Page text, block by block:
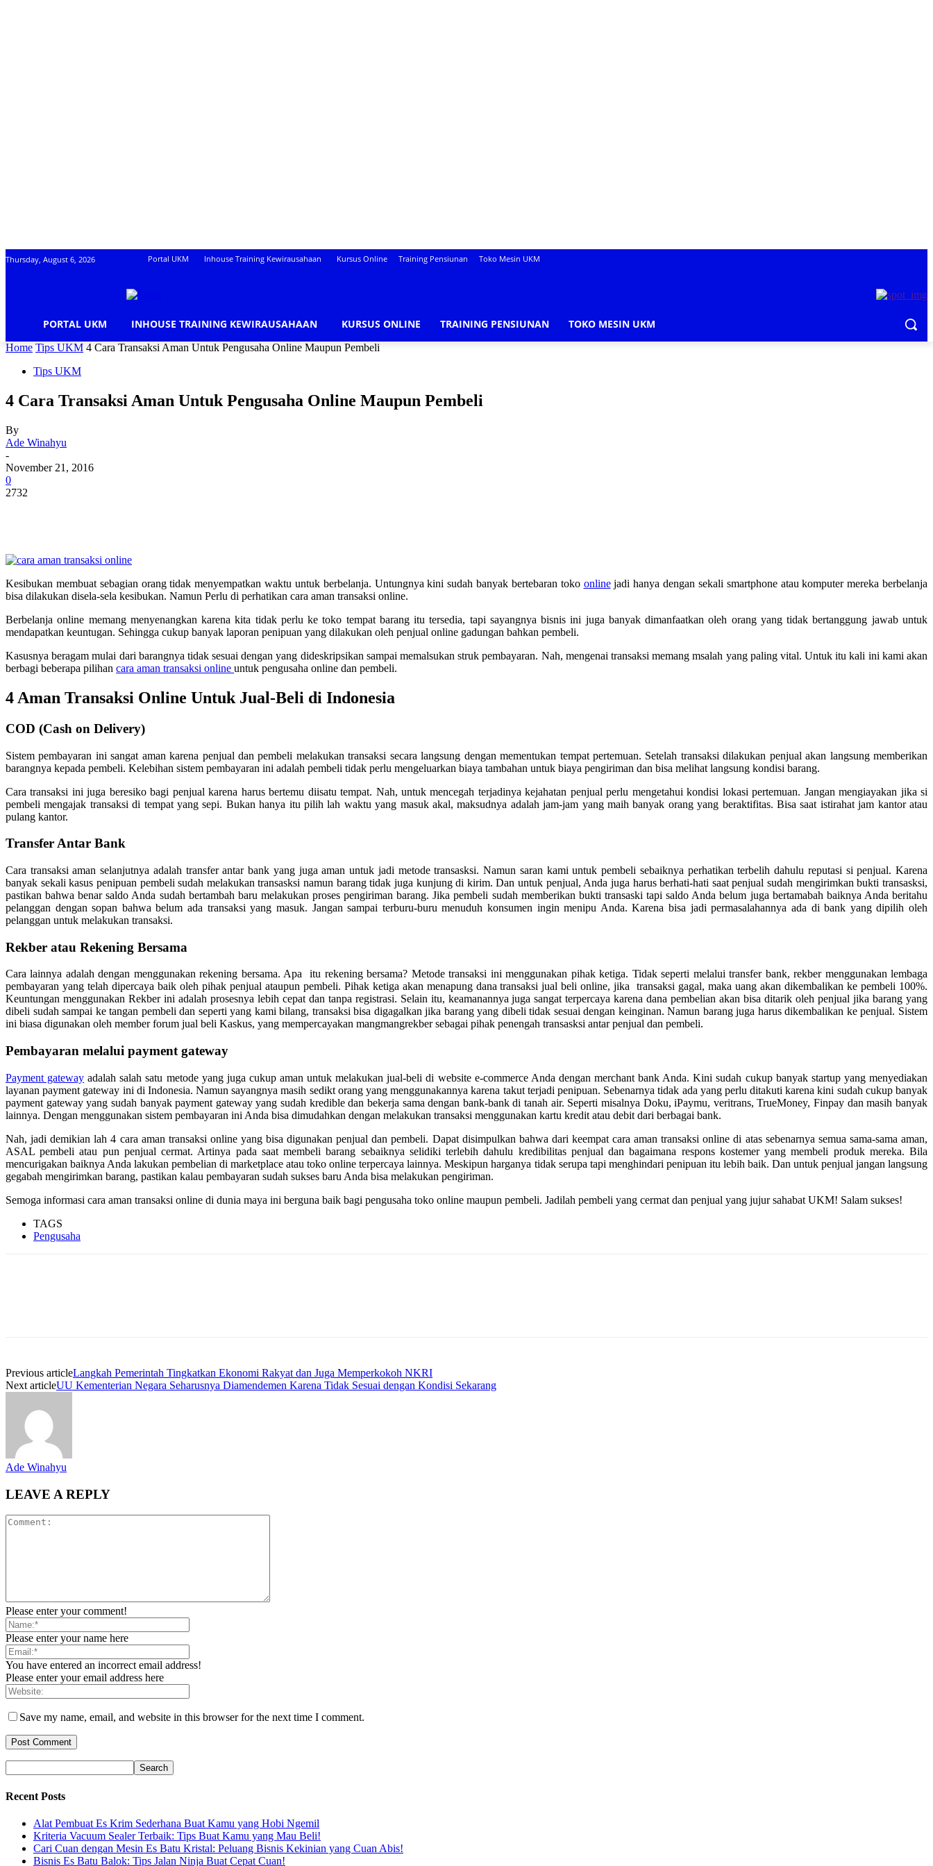
Thursday, August 6, 2026 Portal UKM Inhouse Training Kewirausahaan Kursus Online Training Pensiunan Toko Mesin UKM
PORTAL UKM INHOUSE TRAINING KEWIRAUSAHAAN KURSUS ONLINE TRAINING PENSIUNAN TOKO MESIN UKM
Home Tips UKM 4 Cara Transaksi Aman Untuk Pengusaha Online Maupun Pembeli
Tips UKM
4 Cara Transaksi Aman Untuk Pengusaha Online Maupun Pembeli
By
Ade Winahyu
-
November 21, 2016
0
2732
Kesibukan membuat sebagian orang tidak menyempatkan waktu untuk berbelanja. Untungnya kini sudah banyak bertebaran toko onlinejadi hanya dengan sekali smartphone atau komputer mereka berbelanja
bisa dilakukan disela-sela kesibukan. Namun Perlu di perhatikan cara aman transaksi online.
Berbelanja online memang menyenangkan karena kita tidak perlu ke toko tempat barang itu tersedia, tapi sayangnya bisnis ini juga banyak dimanfaatkan oleh orang yang tidak bertanggung jawab untuk
mendapatkan keuntugan. Sehingga cukup banyak laporan penipuan yang dilakukan oleh penjual online gadungan bahkan pembeli.
Kasusnya beragam mulai dari barangnya tidak sesuai dengan yang dideskripsikan sampai memalsukan struk pembayaran. Nah, mengenai transaksi memang msalah yang paling vital. Untuk itu kali ini kami akan
berbagi beberapa pilihan cara aman transaksi online untuk pengusaha online dan pembeli.
4 Aman Transaksi Online Untuk Jual-Beli di Indonesia
COD (Cash on Delivery)
Sistem pembayaran ini sangat aman karena penjual dan pembeli melakukan transaksi secara langsung dengan mementukan tempat pertemuan. Setelah transaksi dilakukan penjual akan langsung memberikan
barangnya kepada pembeli. Kelebihan sistem pembayaran ini adalah pembeli tidak perlu mengeluarkan biaya tambahan untuk biaya pengiriman dan bisa melihat langsung kondisi barang.
Cara transaksi ini juga beresiko bagi penjual karena harus bertemu diisatu tempat. Nah, untuk mencegah terjadinya kejahatan penjual perlu mengetahui kondisi lokasi pertemuan. Jangan mengiayakan jika si
pembeli mengajak transaksi di tempat yang sepi. Bukan hanya itu pilih lah waktu yang masuk akal, maksudnya adalah jam-jam yang maih banyak orang yang beraktifitas. Bisa saat istirahat jam kantor atau
pulang kantor.
Transfer Antar Bank
Cara transaksi aman selanjutnya adalah transfer antar bank yang juga aman untuk jadi metode transasksi. Namun saran kami untuk pembeli sebaiknya perhatikan terbelih dahulu reputasi si penjual. Karena
banyak sekali kasus penipuan pembeli sudah melakukan transasksi namun barang tidak juga kunjung di kirim. Dan untuk penjual, Anda juga harus berhati-hati saat penjual sudah mengirimkan bukti transasksi,
pastikan bahwa benar saldo Anda sudah bertambah baru melakukan proses pengiriman barang. Jika pembeli sudah memberikan bukti transaski tapi saldo Anda belum juga bertamabah baiknya Anda beritahu
pelanggan dengan sopan bahwa belum ada transaksi yang masuk. Jangan sampai terburu-buru menuduh konsumen ingin menipu Anda. Karena bisa jadi permasalahannya ada di bank yang dipilih oleh
pelanggan untuk melakukan transaksi.
Rekber atau Rekening Bersama
Cara lainnya adalah dengan menggunakan rekening bersama. Apa itu rekening bersama? Metode transaksi ini menggunakan pihak ketiga. Tidak seperti melalui transfer bank, rekber menggunakan lembaga
pembayaran yang telah dipercaya baik oleh pihak penjual ataupun pembeli. Pihak ketiga akan menapung dana transaksi jual beli online, jika transaksi gagal, maka uang akan dikembalikan ke pembeli 100%.
Keuntungan menggunakan Rekber ini adalah prosesnya lebih cepat dan tanpa registrasi. Selain itu, keamanannya juga sangat terpercaya karena dana pembelian akan bisa ditarik oleh penjual jika barang yang
dibeli sudah sampai ke tangan pembeli dan seperti yang kami bilang, transaksi bisa digagalkan jika barang yang dibeli tidak sesuai dengan keinginan. Namun barang juga harus dikembalikan ke penjual. Sistem
ini biasa digunakan oleh member forum jual beli Kaskus, yang mempercayakan mangmangrekber sebagai pihak penengah transasksi antar penjual dan pembeli.
Pembayaran melalui payment gateway
Payment gateway adalah salah satu metode yang juga cukup aman untuk melakukan jual-beli di website e-commerce Anda dengan merchant bank Anda. Kini sudah cukup banyak startup yang menyediakan
layanan payment gateway ini di Indonesia. Namun sayangnya masih sedikt orang yang menggunakannya karena takut terjadi penipuan. Sebenarnya tidak ada yang perlu ditakuti karena kini sudah cukup banyak
payment gateway yang sudah banyak payment gateway yang sudah kredible dan bekerja sama dengan bank-bank di tanah air. Seperti misalnya Doku, iPaymu, veritrans, TrueMoney, Finpay dan masih banyak
lainnya. Dengan menggunakan sistem pembayaran ini Anda bisa dimudahkan dengan melakukan transaksi menggunakan kartu kredit atau debit dari berbagai bank.
Nah, jadi demikian lah 4 cara aman transaksi online yang bisa digunakan penjual dan pembeli. Dapat disimpulkan bahwa dari keempat cara aman transaksi online di atas sebenarnya semua sama-sama aman,
ASAL pembeli atau pun penjual cermat. Artinya pada saat membeli barang sebaiknya selidiki terlebih dahulu kredibilitas penjual dan bagaimana respons kostemer yang membeli produk mereka. Bila
mencurigakan baiknya Anda lakukan pembelian di marketplace atau toko online terpercaya lainnya. Meskipun harganya tidak serupa tapi menghindari penipuan itu lebih baik. Dan untuk penjual jangan langsung
gegabah mengirimkan barang, pastikan kalau pembayaran sudah sukses baru Anda bisa melakukan pengiriman.
Semoga informasi cara aman transaksi online di dunia maya ini berguna baik bagi pengusaha toko online maupun pembeli. Jadilah pembeli yang cermat dan penjual yang jujur sahabat UKM! Salam sukses!
TAGS
Pengusaha
Previous articleLangkah Pemerintah Tingkatkan Ekonomi Rakyat dan Juga Memperkokoh NKRI
Next articleUU Kementerian Negara Seharusnya Diamendemen Karena Tidak Sesuai dengan Kondisi Sekarang
Ade Winahyu
LEAVE A REPLY
Please enter your comment!
Please enter your name here
You have entered an incorrect email address!
Please enter your email address here
Save my name, email, and website in this browser for the next time I comment.
Recent Posts
Alat Pembuat Es Krim Sederhana Buat Kamu yang Hobi Ngemil
Kriteria Vacuum Sealer Terbaik: Tips Buat Kamu yang Mau Beli!
Cari Cuan dengan Mesin Es Batu Kristal: Peluang Bisnis Kekinian yang Cuan Abis!
Bisnis Es Batu Balok: Tips Jalan Ninja Buat Cepat Cuan!